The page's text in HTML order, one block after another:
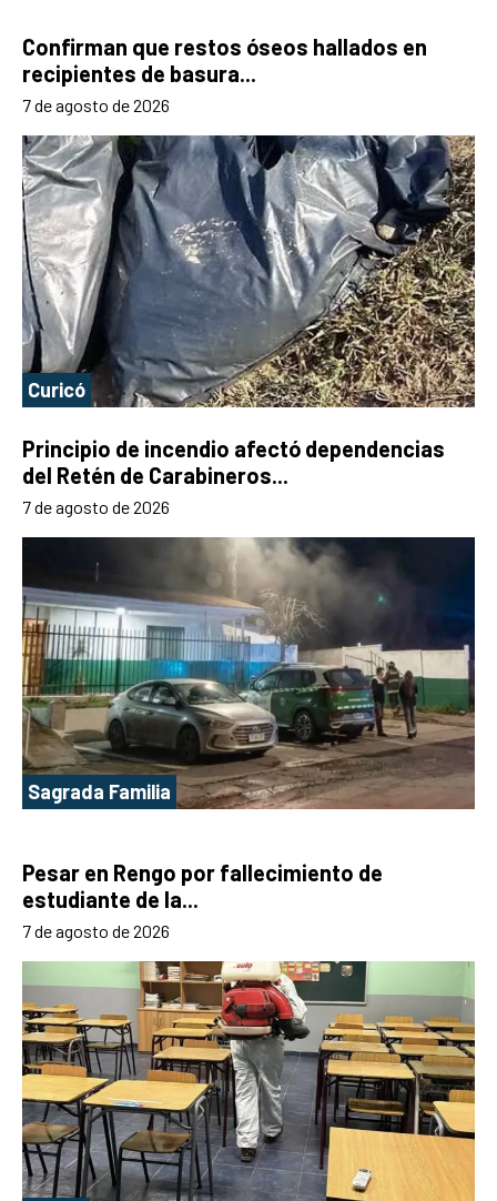
Confirman que restos óseos hallados en
recipientes de basura...
7 de agosto de 2026
Curicó
Principio de incendio afectó dependencias
del Retén de Carabineros...
7 de agosto de 2026
Sagrada Familia
Pesar en Rengo por fallecimiento de
estudiante de la...
7 de agosto de 2026